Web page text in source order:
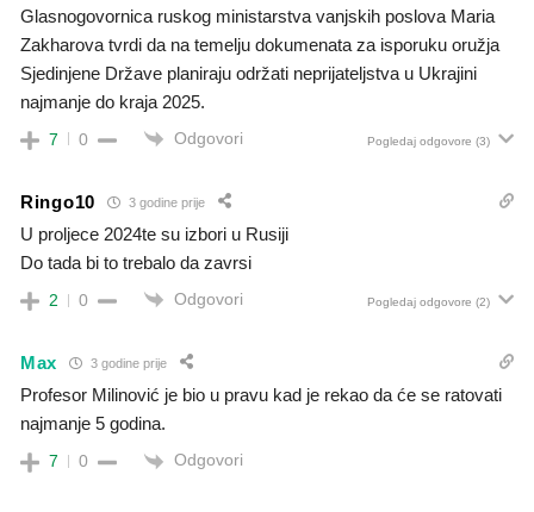
Glasnogovornica ruskog ministarstva vanjskih poslova Maria
Zakharova tvrdi da na temelju dokumenata za isporuku oružja
Sjedinjene Države planiraju održati neprijateljstva u Ukrajini
najmanje do kraja 2025.
7 0 Odgovori Pogledaj odgovore (3)
Ringo10 3 godine prije
U proljece 2024te su izbori u Rusiji
Do tada bi to trebalo da zavrsi
2 0 Odgovori Pogledaj odgovore (2)
Max 3 godine prije
Profesor Milinović je bio u pravu kad je rekao da će se ratovati
najmanje 5 godina.
7 0 Odgovori